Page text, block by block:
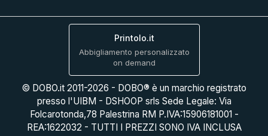
Printolo.it
Abbigliamento personalizzato
on demand
© DOBO.it 2011-2026 - DOBO® è un marchio registrato
presso l'UIBM - DSHOOP srls Sede Legale: Via
Folcarotonda,78 Palestrina RM P.IVA:15906181001 -
REA:1622032 - TUTTI I PREZZI SONO IVA INCLUSA